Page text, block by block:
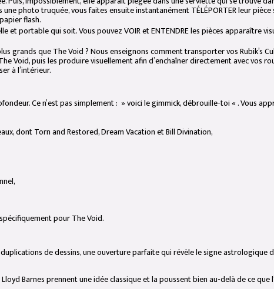
photo truquée, vous faites ensuite instantanément TÉLÉPORTER leur pièce
flash.
et portable qui soit. Vous pouvez VOIR et ENTENDRE les pièces apparaître
grands que The Void ? Nous enseignons comment transporter vos Rubik’s
Void, puis les produire visuellement afin d’enchaîner directement avec vos
à l’intérieur.
Ce n’est pas simplement : » voici le gimmick, débrouille-toi « . Vous
dont Torn and Restored, Dream Vacation et Bill Divination,
pour The Void.
de dessins, une ouverture parfaite qui révèle le signe astrologique
Barnes prennent une idée classique et la poussent bien au-delà de ce que